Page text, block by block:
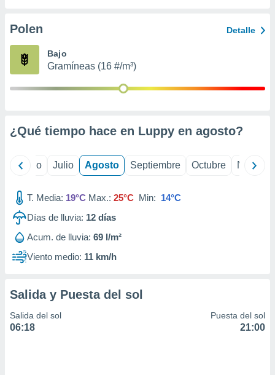
e
mediante
de
Polen Detalle
Bajo
Gramíneas (16 #/m³)
¿Qué tiempo hace en Luppy en agosto?
Junio Julio Agosto Septiembre Octubre
T. Media: 19°C Max.: 25°C Min: 14°C
Días de lluvia: 12 días
Acum. de lluvia: 69 l/m²
Viento medio: 11 km/h
Salida y Puesta del sol
Salida del sol
06:18
Puesta del sol
21:00